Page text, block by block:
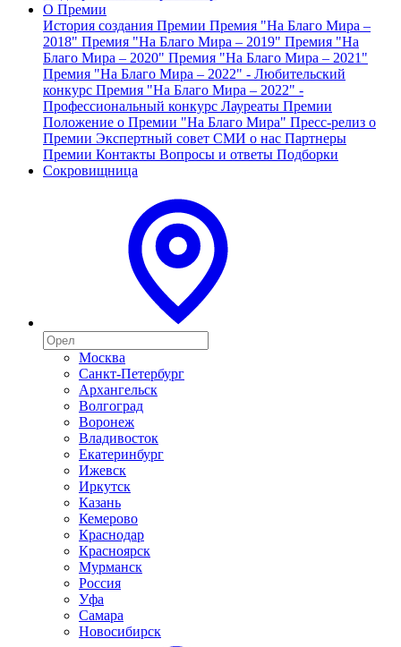
О Премии
История создания Премии Премия "На Благо Мира –
2018" Премия "На Благо Мира – 2019" Премия "На
Благо Мира – 2020" Премия "На Благо Мира – 2021"
Премия "На Благо Мира – 2022" - Любительский
конкурс Премия "На Благо Мира – 2022" -
Профессиональный конкурс Лауреаты Премии
Положение о Премии "На Благо Мира" Пресс-релиз о
Премии Экспертный совет СМИ о нас Партнеры
Премии Контакты Вопросы и ответы Подборки
Сокровищница
Москва
Санкт-Петербург
Архангельск
Волгоград
Воронеж
Владивосток
Екатеринбург
Ижевск
Иркутск
Казань
Кемерово
Краснодар
Красноярск
Мурманск
Россия
Уфа
Самара
Новосибирск